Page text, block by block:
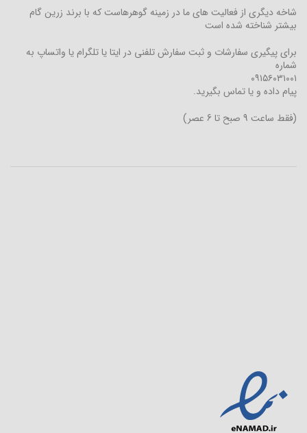
شاخه دیگری از فعالیت های ما در زمینه گوهرهاست که با برند زرین گام
بیشتر شناخته شده است
برای پیگیری سفارشات و ثبت سفارش تلفنی در ایتا یا تلگرام یا واتساپ به
شماره
۰۹۱۵۶۰۳۱۰۰۱
پیام داده و یا تماس بگیرید.
(فقط ساعت 9 صبح تا 6 عصر)